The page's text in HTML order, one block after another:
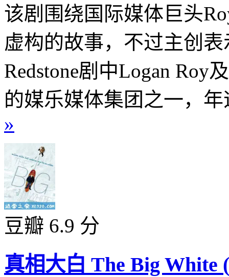
该剧围绕国际媒体巨头
虚构的故事，不过主创
Redstone剧中Logan Roy
的媒乐媒体集团之一，
»
豆瓣 6.9 分
真相大白 The Big White